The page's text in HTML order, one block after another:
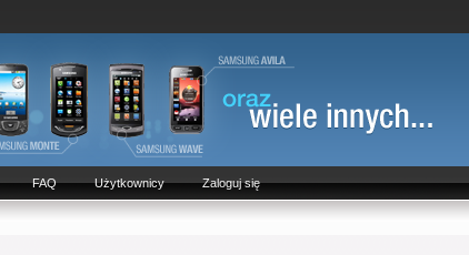
FAQ Użytkownicy Zaloguj się